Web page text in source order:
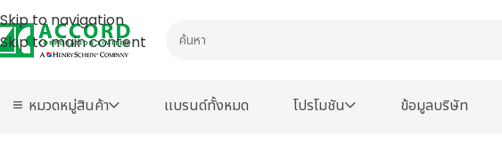
Skip to navigation
Skip to main content
หมวดหมู่สินค้า เเบรนด์ทั้งหมด โปรโมชัน ข้อมูลบริษัท